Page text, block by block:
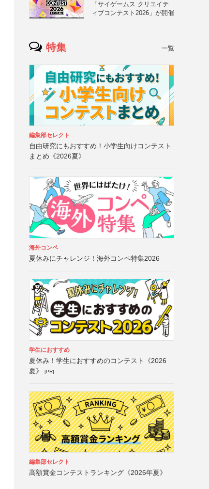
「サイゲームス クリエイテ
ィブコンテスト2026」が開催
特集 一覧
編集部セレクト
自由研究にもおすすめ！小学生向けコンテスト
まとめ《2026夏》
海外コンペ
夏休みにチャレンジ！海外コンペ特集2026
学生におすすめ
夏休み！学生におすすめのコンテスト《2026
夏》
[PR]
編集部セレクト
高額賞金コンテストランキング《2026年夏》